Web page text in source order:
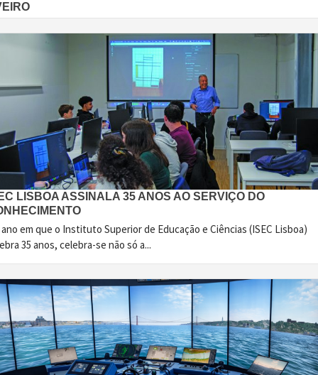
LISBOA ASSINALA 35 ANOS AO SERVIÇO DO
em que o Instituto Superior de Educação e Ciências (ISEC Lisboa)
35 anos, celebra-se não só a...